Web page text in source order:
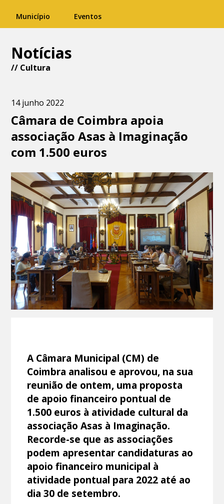
Município Eventos
Notícias
// Cultura
14 junho 2022
Câmara de Coimbra apoia
associação Asas à Imaginação
com 1.500 euros
A Câmara Municipal (CM) de
Coimbra analisou e aprovou, na sua
reunião de ontem, uma proposta
de apoio financeiro pontual de
1.500 euros à atividade cultural da
associação Asas à Imaginação.
Recorde-se que as associações
podem apresentar candidaturas ao
apoio financeiro municipal à
atividade pontual para 2022 até ao
dia 30 de setembro.